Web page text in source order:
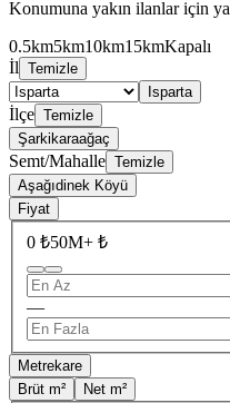
Konumuna yakın ilanlar için
0.5km5km10km15kmKapalı
İl Temizle
Isparta
İlçe Temizle
Şarkikaraağaç
Semt/Mahalle Temizle
Aşağıdinek Köyü
Fiyat
0 ₺50M+ ₺
—
Metrekare
Brüt m²
Net m²